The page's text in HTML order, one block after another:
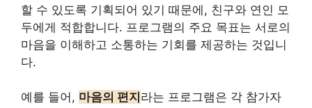
할 수 있도록 기획되어 있기 때문에, 친구와 연인 모
두에게 적합합니다. 프로그램의 주요 목표는 서로의
마음을 이해하고 소통하는 기회를 제공하는 것입니
다.
예를 들어, 마음의 편지 라는 프로그램은 각 참가자